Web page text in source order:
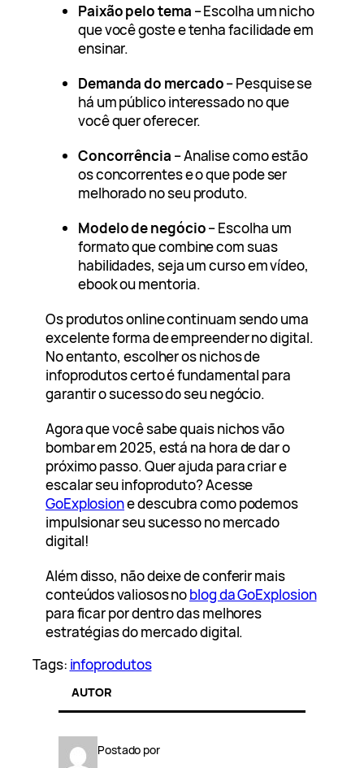
Paixão pelo tema – Escolha um nicho
que você goste e tenha facilidade em
ensinar.
Demanda do mercado– Pesquise se
há um público interessado no que
você quer oferecer.
Concorrência – Analise como estão
os concorrentes e o que pode ser
melhorado no seu produto.
Modelo de negócio– Escolha um
formato que combine com suas
habilidades, seja um curso em vídeo,
ebook ou mentoria.
Os produtos online continuam sendo uma
excelente forma de empreender no digital.
No entanto, escolher os nichos de
infoprodutos certo é fundamental para
garantir o sucesso do seu negócio.
Agora que você sabe quais nichos vão
bombar em 2025, está na hora de dar o
próximo passo. Quer ajuda para criar e
escalar seu infoproduto? Acesse
GoExplosione descubra como podemos
impulsionar seu sucesso no mercado
digital!
Além disso, não deixe de conferir mais
conteúdos valiosos noblog da GoExplosion
para ficar por dentro das melhores
estratégias do mercado digital.
Tags: infoprodutos
AUTOR
Postado por